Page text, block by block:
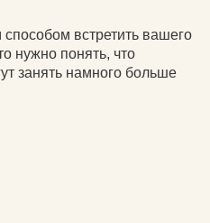
встретить вашего
нужно понять, что
занять намного больше